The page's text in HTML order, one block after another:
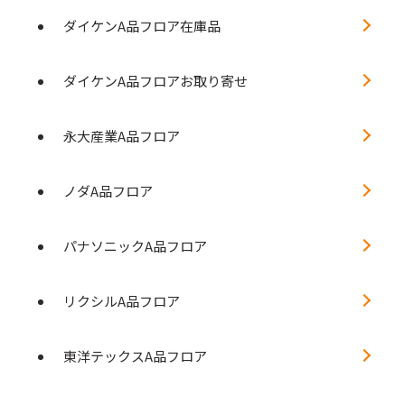
ダイケンA品フロア在庫品
ダイケンA品フロアお取り寄せ
永大産業A品フロア
ノダA品フロア
パナソニックA品フロア
リクシルA品フロア
東洋テックスA品フロア